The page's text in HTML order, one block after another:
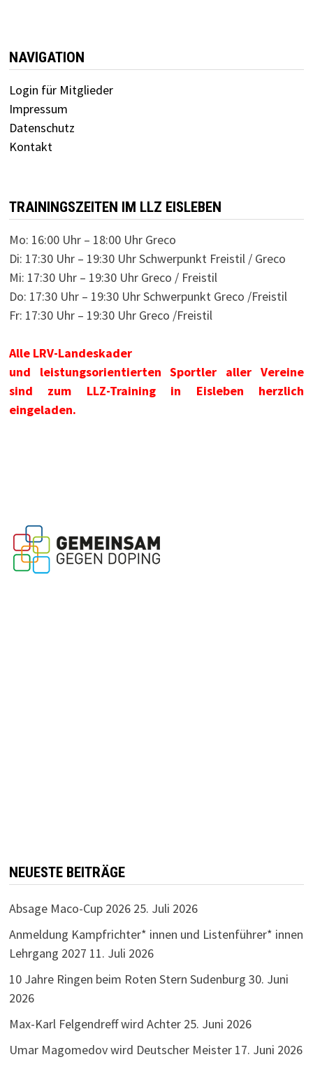
NAVIGATION
Login für Mitglieder
Impressum
Datenschutz
Kontakt
TRAININGSZEITEN IM LLZ EISLEBEN
Mo: 16:00 Uhr – 18:00 Uhr Greco
Di: 17:30 Uhr – 19:30 Uhr Schwerpunkt Freistil / Greco
Mi: 17:30 Uhr – 19:30 Uhr Greco / Freistil
Do: 17:30 Uhr – 19:30 Uhr Schwerpunkt Greco /Freistil
Fr: 17:30 Uhr – 19:30 Uhr Greco /Freistil
Alle LRV-Landeskader
und leistungsorientierten Sportler aller Vereine
sind zum LLZ-Training in Eisleben herzlich
eingeladen.
NEUESTE BEITRÄGE
Absage Maco-Cup 2026 25. Juli 2026
Anmeldung Kampfrichter* innen und Listenführer* innen
Lehrgang 2027 11. Juli 2026
10 Jahre Ringen beim Roten Stern Sudenburg 30. Juni
2026
Max-Karl Felgendreff wird Achter 25. Juni 2026
Umar Magomedov wird Deutscher Meister 17. Juni 2026